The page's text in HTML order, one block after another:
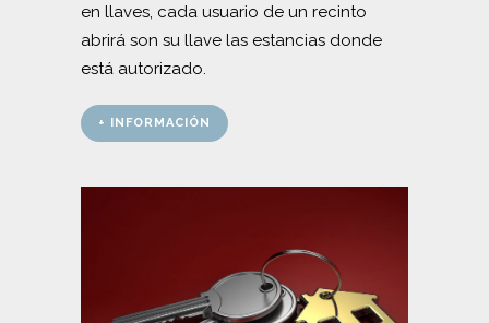
en llaves, cada usuario de un recinto
abrirá son su llave las estancias donde
está autorizado.
+ INFORMACIÓN